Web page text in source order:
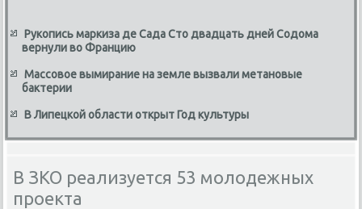
Рукопись маркиза де Сада Сто двадцать дней Содома
вернули во Францию
Массовое вымирание на земле вызвали метановые
бактерии
В Липецкой области открыт Год культуры
В ЗКО реализуется 53 молодежных
проекта